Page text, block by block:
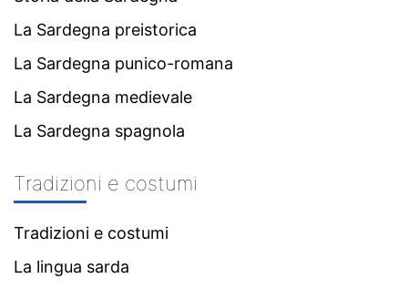
La Sardegna preistorica
La Sardegna punico-romana
La Sardegna medievale
La Sardegna spagnola
Tradizioni e costumi
Tradizioni e costumi
La lingua sarda